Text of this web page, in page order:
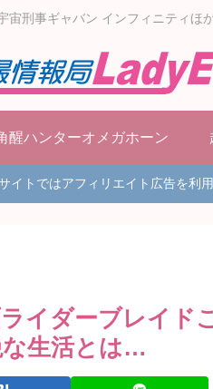
宙刑事ギャバン インフィニティほ
醒ハンターオメガホーン
イトではアフィリエイト広告を利
イダーブレイド
な生活とは…